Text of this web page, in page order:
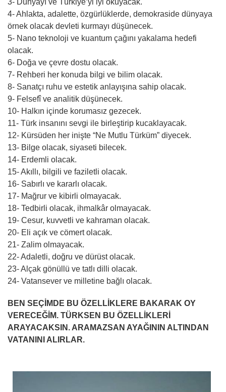
4- Ahlakta, adalette, özgürlüklerde, demokraside dünyaya
örnek olacak devleti kurmayı düşünecek.
5- Nano teknoloji ve kuantum çağını yakalama hedefi
olacak.
6- Doğa ve çevre dostu olacak.
7- Rehberi her konuda bilgi ve bilim olacak.
8- Sanatçı ruhu ve estetik anlayışına sahip olacak.
9- Felsefî ve analitik düşünecek.
10- Halkın içinde korumasız gezecek.
11- Türk insanını sevgi ile birleştirip kucaklayacak.
12- Kürsüden her inişte “Ne Mutlu Türküm” diyecek.
13- Bilge olacak, siyaseti bilecek.
14- Erdemli olacak.
15- Akıllı, bilgili ve faziletli olacak.
16- Sabırlı ve kararlı olacak.
17- Mağrur ve kibirli olmayacak.
18- Tedbirli olacak, ihmalkâr olmayacak.
19- Cesur, kuvvetli ve kahraman olacak.
20- Eli açık ve cömert olacak.
21- Zalim olmayacak.
22- Adaletli, doğru ve dürüst olacak.
23- Alçak gönüllü ve tatlı dilli olacak.
24- Vatansever ve milletine bağlı olacak.
BEN SEÇİMDE BU ÖZELLİKLERE BAKARAK OY
VERECEĞİM. TÜRKSEN BU ÖZELLİKLERİ
ARAYACAKSIN. ARAMAZSAN AYAĞININ ALTINDAN
VATANINI ALIRLAR.